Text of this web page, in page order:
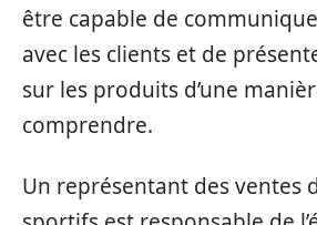
être capable de
avec les clients et de
sur les produits d’une
comprendre.
Un représentant des ventes